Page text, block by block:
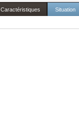
Caractéristiques Situation